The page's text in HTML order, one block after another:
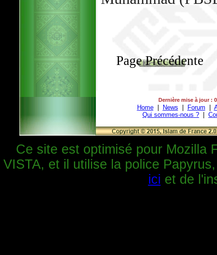
Page Précédente
Dernière mise à jour :
Home| News Forum
Qui sommes-nous ?
Ce site est optimisé pour Mozilla
VISTA, et il utilise la police
ici et de